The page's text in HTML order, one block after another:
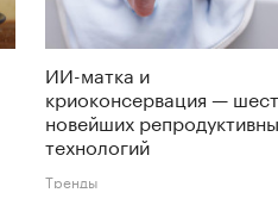
ИИ-матка и
криоконсервация —
новейших
технологий
Тренды